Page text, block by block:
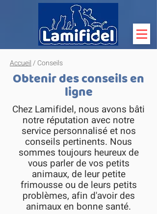
Accueil/ Conseils
Obtenir des conseils en
ligne
Chez Lamifidel, nous avons bâti
notre réputation avec notre
service personnalisé et nos
conseils pertinents. Nous
sommes toujours heureux de
vous parler de vos petits
animaux, de leur petite
frimousse ou de leurs petits
problèmes, afin d'avoir des
animaux en bonne santé.